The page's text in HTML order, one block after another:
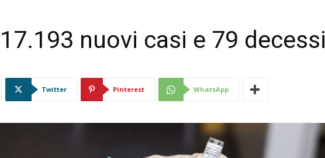
Voce
nuovi casi e 79 decessi
Twitter Pinterest WhatsApp